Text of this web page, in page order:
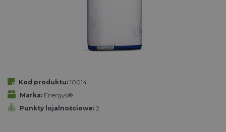
Kod produktu: 10014
Marka: Energys®
Punkty lojalnościowe: 2